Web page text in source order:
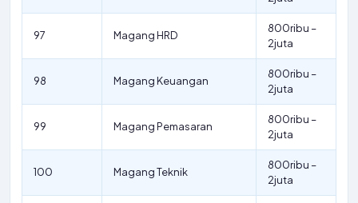
97 Magang HRD
800ribu –
2juta
98 Magang Keuangan
800ribu –
2juta
99 Magang Pemasaran
800ribu –
2juta
100 Magang Teknik
800ribu –
2juta